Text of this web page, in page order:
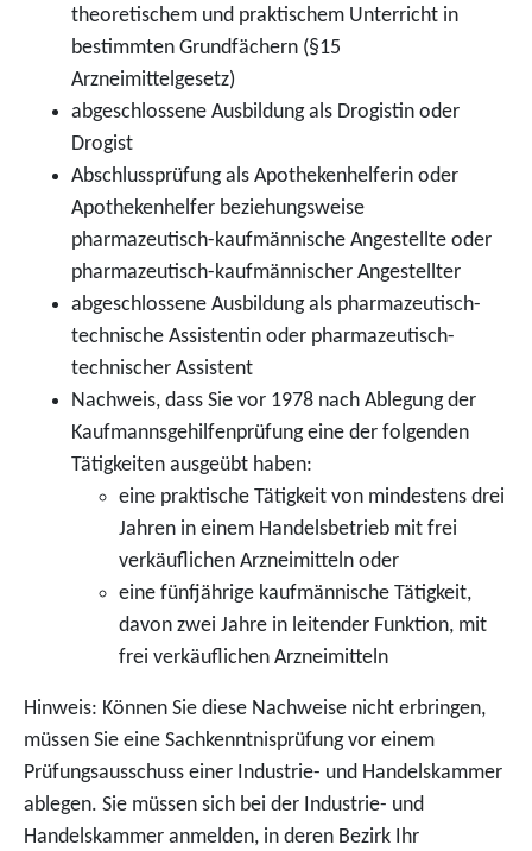
theoretischem und praktischem Unterricht in
bestimmten Grundfächern (§15
Arzneimittelgesetz)
abgeschlossene Ausbildung als Drogistin oder
Drogist
Abschlussprüfung als Apothekenhelferin oder
Apothekenhelfer beziehungsweise
pharmazeutisch-kaufmännische Angestellte oder
pharmazeutisch-kaufmännischer Angestellter
abgeschlossene Ausbildung als pharmazeutisch-
technische Assistentin oder pharmazeutisch-
technischer Assistent
Nachweis, dass Sie vor 1978 nach Ablegung der
Kaufmannsgehilfenprüfung eine der folgenden
Tätigkeiten ausgeübt haben:
eine praktische Tätigkeit von mindestens drei
Jahren in einem Handelsbetrieb mit frei
verkäuflichen Arzneimitteln oder
eine fünfjährige kaufmännische Tätigkeit,
davon zwei Jahre in leitender Funktion, mit
frei verkäuflichen Arzneimitteln
Hinweis: Können Sie diese Nachweise nicht erbringen,
müssen Sie eine Sachkenntnisprüfung vor einem
Prüfungsausschuss einer Industrie- und Handelskammer
ablegen. Sie müssen sich bei der Industrie- und
Handelskammer anmelden, in deren Bezirk Ihr